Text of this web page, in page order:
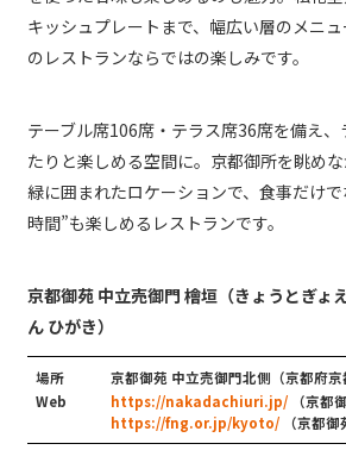
キッシュプレートまで、幅広い層のメニ
のレストランならではの楽しみです。
テーブル席106席・テラス席36席を備え
たりと楽しめる空間に。京都御所を眺め
緑に囲まれたロケーションで、食事だけ
時間”も楽しめるレストランです。
京都御苑 中立売御門 檜垣（きょうとぎょ
ん ひがき）
場所
京都御苑 中立売御門北側（京都府京
Web
https://nakadachiuri.jp/（京都
https://fng.or.jp/kyoto/（京都御